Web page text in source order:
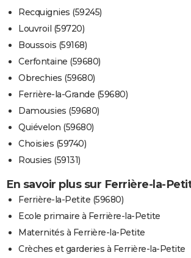
Recquignies (59245)
Louvroil (59720)
Boussois (59168)
Cerfontaine (59680)
Obrechies (59680)
Ferrière-la-Grande (59680)
Damousies (59680)
Quiévelon (59680)
Choisies (59740)
Rousies (59131)
En savoir plus sur Ferrière-la-
Ferrière-la-Petite (59680)
Ecole primaire à Ferrière-la-Petite
Maternités à Ferrière-la-Petite
Crèches et garderies à Ferrière-la-Petite